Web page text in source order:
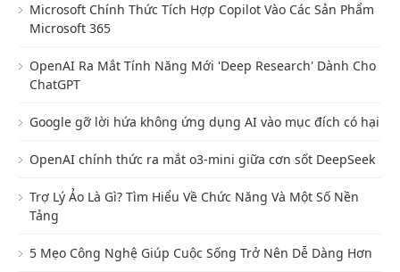
Microsoft Chính Thức Tích Hợp Copilot Vào Các Sản Phẩm
Microsoft 365
OpenAI Ra Mắt Tính Năng Mới 'Deep Research' Dành Cho
ChatGPT
Google gỡ lời hứa không ứng dụng AI vào mục đích có hại
OpenAI chính thức ra mắt o3-mini giữa cơn sốt DeepSeek
Trợ Lý Ảo Là Gì? Tìm Hiểu Về Chức Năng Và Một Số Nền
Tảng
5 Mẹo Công Nghệ Giúp Cuộc Sống Trở Nên Dễ Dàng Hơn